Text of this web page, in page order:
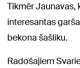
Tikmēr Jaunavas,
interesantas
bekona šašliku.
Radošajiem